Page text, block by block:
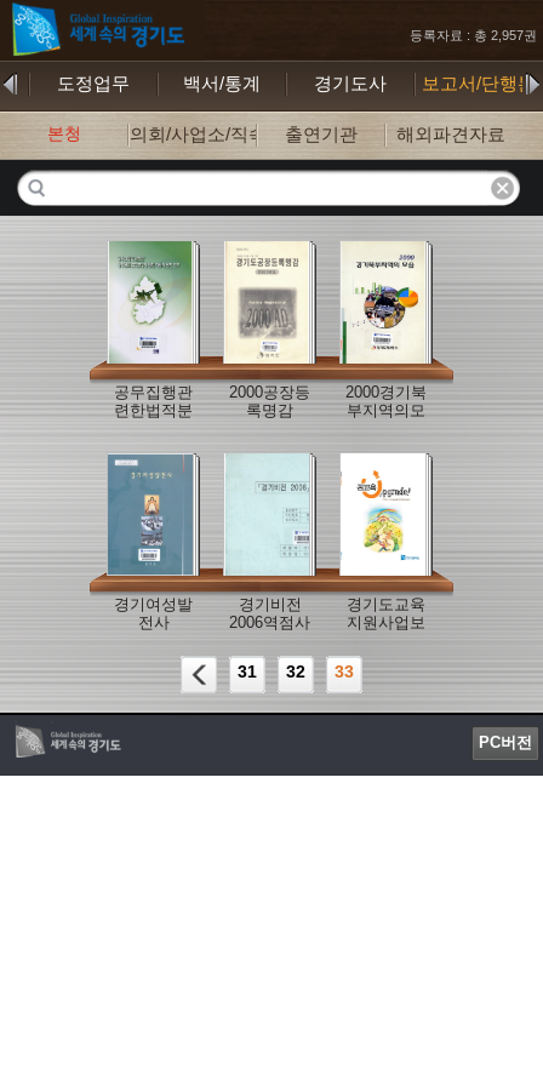
등록자료 : 총 2,957권
도정업무 백서/통계 경기도사 보고서/단행본
본청 의회/사업소/직속기관출연기관 해외파견자료
공무집행관
련한법적분
2000공장등
록명감
2000경기북
부지역의모
경기여성발
전사
경기비전
2006역점사
경기도교육
지원사업보
31 32 33
PC버전